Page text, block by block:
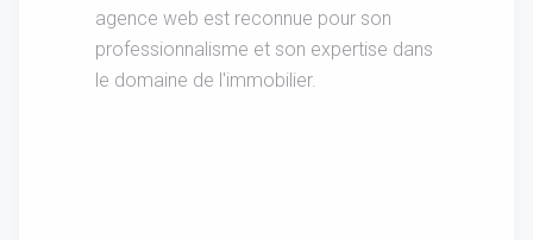
agence web est reconnue pour son
professionnalisme et son expertise dans
le domaine de l'immobilier.